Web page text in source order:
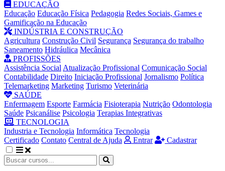
EDUCAÇÃO
Educação Educação Física Pedagogia Redes Sociais, Games e
Gamificação na Educação
INDÚSTRIA E CONSTRUÇÃO
Agricultura Construção Civil Segurança Segurança do trabalho
Saneamento Hidráulica Mecânica
PROFISSÕES
Assistência Social Atualização Profissional Comunicação Social
Contabilidade Direito Iniciação Profissional Jornalismo Política
Telemarketing Marketing Turismo Veterinária
SAÚDE
Enfermagem Esporte Farmácia Fisioterapia Nutrição Odontologia
Saúde Psicanálise Psicologia Terapias Integrativas
TECNOLOGIA
Industria e Tecnologia Informática Tecnologia
Certificado Contato Central de Ajuda Entrar Cadastrar